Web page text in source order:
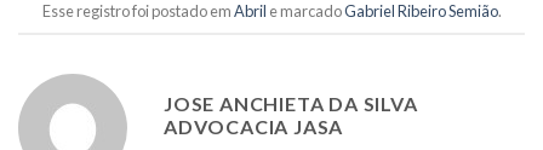
Esse registro foi postado emAbril e marcadoGabriel Ribeiro Semião.
JOSE ANCHIETA DA SILVA
ADVOCACIA JASA